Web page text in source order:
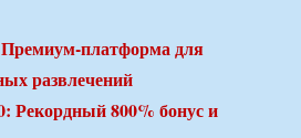
платформа для
развлечений
Рекордный 800% бонус и